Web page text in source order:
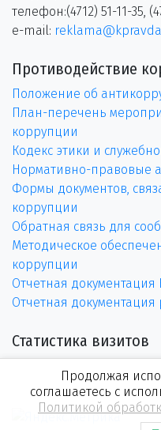
телефон:(4712) 51-11-35,
e-mail:
Противодействие
Положение об
План-перечень
коррупции
Кодекс этики и
Нормативно-правовые
Формы документов,
коррупции
Обратная связь для
Методическое
коррупции
Отчетная
Отчетная
Статистика визитов
Продолжая
соглашаетесь с
Политикой